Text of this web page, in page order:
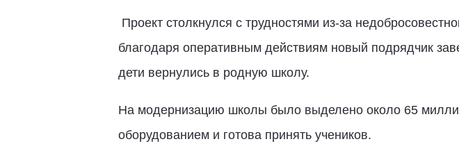
Проект столкнулся с трудностями из-за
благодаря оперативным действиям новый подрядчик
дети вернулись в родную школу.
На модернизацию школы было выделено около 65
оборудованием и готова принять учеников.